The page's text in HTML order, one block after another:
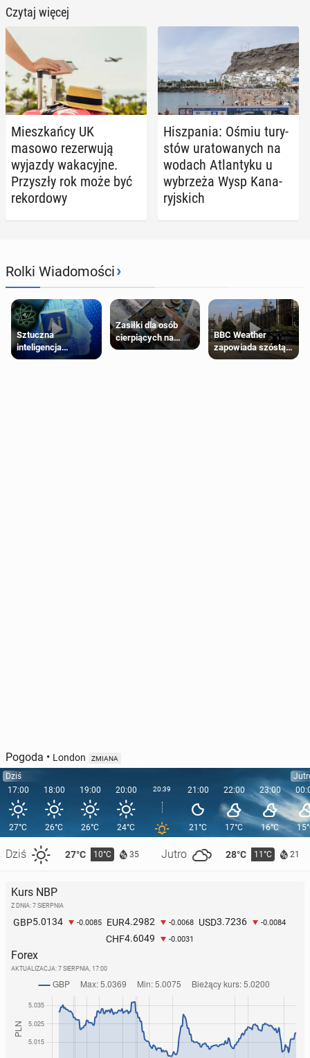
Czytaj więcej
Miesz­kań­cy UK
masowo re­zer­wu­ją
wyjazdy wa­ka­cyj­ne.
Przy­szły rok może być
re­kor­do­wy
Hisz­pa­nia: Ośmiu tu­ry­
stów ura­to­wa­nych na
wodach Atlan­ty­ku u
wy­brze­ża Wysp Ka­na­
ryj­skich
Rolki Wiadomości›
Sztuczna
inteligencja
próbowała oszukać
Zasiłki dla osób
cierpiących na
schorzenia
BBC Weather
zapowiada szóstą
falę upałów w
Pogoda • London ZMIANA
Dziś
17:00
27°C
Dziś 27°C 10°C 35 Jutro 28°C 11°C 21
18:00
26°C
19:00
26°C
20:00
24°C
20:39 21:00
21°C
22:00
17°C
23:00
16°C
Kurs NBP
Z DNIA: 7 SIERPNIA
GBP5.0134 -0.0085 EUR4.2982 -0.0068 USD3.7236 -0.0084
CHF4.6049 -0.0031
Forex
AKTUALIZACJA: 7 SIERPNIA, 17:00